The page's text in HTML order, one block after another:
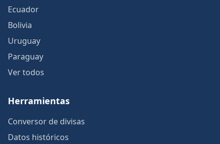
Ecuador
Bolivia
Uruguay
Paraguay
Ver todos
Herramientas
Conversor de divisas
Datos históricos